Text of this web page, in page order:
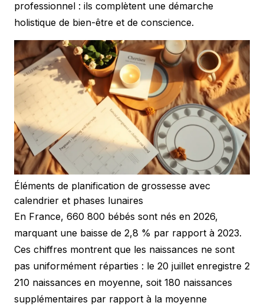
professionnel : ils complètent une démarche
holistique de bien-être et de conscience.
Éléments de planification de grossesse avec
calendrier et phases lunaires
En France, 660 800 bébés sont nés en 2026,
marquant une baisse de 2,8 % par rapport à 2023.
Ces chiffres montrent que les naissances ne sont
pas uniformément réparties : le 20 juillet enregistre 2
210 naissances en moyenne, soit 180 naissances
supplémentaires par rapport à la moyenne